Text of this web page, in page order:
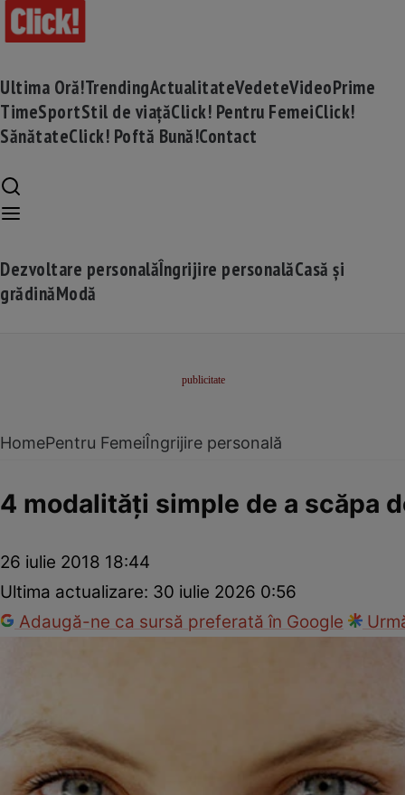
Ultima Oră!TrendingActualitateVedeteVideoPrime
TimeSportStil de viațăClick! Pentru FemeiClick!
SănătateClick! Poftă Bună!Contact
Dezvoltare personalăÎngrijire personalăCasă și
grădinăModă
HomePentru FemeiÎngrijire personală
4 modalităţi simple de a scăpa
26 iulie 2018 18:44
Ultima actualizare: 30 iulie 2026 0:56
Adaugă-ne ca sursă preferată în Google